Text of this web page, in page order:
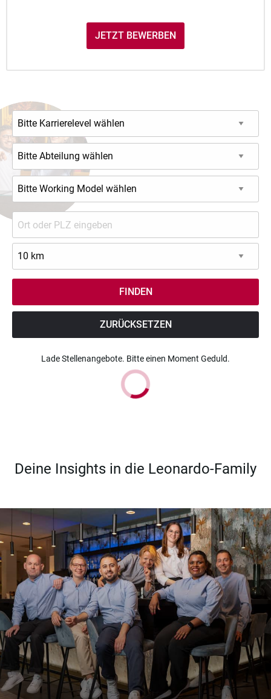
JETZT BEWERBEN
ZURÜCKSETZEN
Lade Stellenangebote. Bitte einen Moment Geduld.
Deine Insights in die Leonardo-Family